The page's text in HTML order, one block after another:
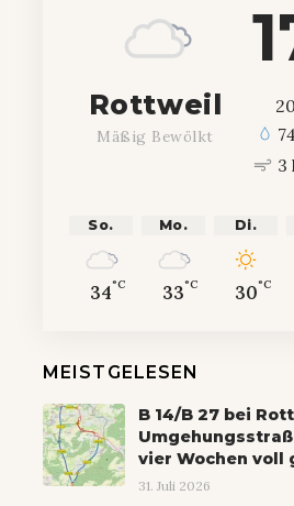
Rottweil
Mäßig Bewölkt
20
3
So.
34°C
Mo.
33°C
Di.
30°C
MEISTGELESEN
B 14/B 27 bei
vier Wochen voll
31. Juli 2026